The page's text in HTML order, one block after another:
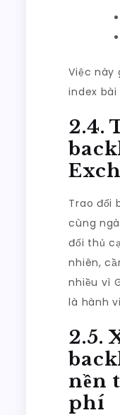
Việc này
index
2.4.
Trao đổi
cùng
đối thủ
nhiên,
nhiều vì
là hành
2.5.
nền
phí